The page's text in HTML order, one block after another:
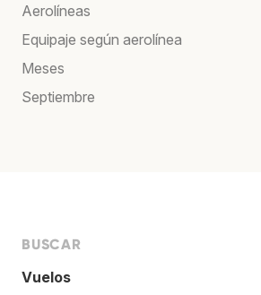
Aerolíneas
Equipaje según aerolínea
Meses
Septiembre
BUSCAR
Vuelos